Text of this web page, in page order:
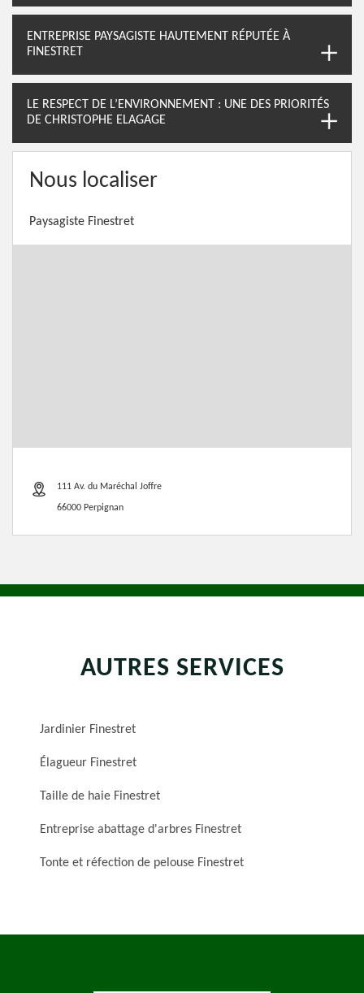
ENTREPRISE PAYSAGISTE HAUTEMENT RÉPUTÉE À
FINESTRET
LE RESPECT DE L’ENVIRONNEMENT : UNE DES PRIORITÉS
DE CHRISTOPHE ELAGAGE
Nous localiser
Paysagiste Finestret
111 Av. du Maréchal Joffre
66000 Perpignan
AUTRES SERVICES
Jardinier Finestret
Élagueur Finestret
Taille de haie Finestret
Entreprise abattage d'arbres Finestret
Tonte et réfection de pelouse Finestret